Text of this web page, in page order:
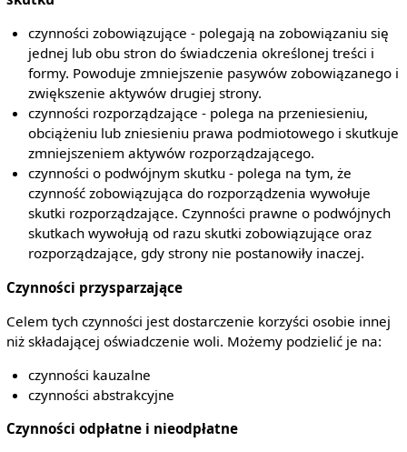
czynności zobowiązujące - polegają na zobowiązaniu się
jednej lub obu stron do świadczenia określonej treści i
formy. Powoduje zmniejszenie pasywów zobowiązanego i
zwiększenie aktywów drugiej strony.
czynności rozporządzające - polega na przeniesieniu,
obciążeniu lub zniesieniu prawa podmiotowego i skutkuje
zmniejszeniem aktywów rozporządzającego.
czynności o podwójnym skutku - polega na tym, że
czynność zobowiązująca do rozporządzenia wywołuje
skutki rozporządzające. Czynności prawne o podwójnych
skutkach wywołują od razu skutki zobowiązujące oraz
rozporządzające, gdy strony nie postanowiły inaczej.
Czynności przysparzające
Celem tych czynności jest dostarczenie korzyści osobie innej
niż składającej oświadczenie woli. Możemy podzielić je na:
czynności kauzalne
czynności abstrakcyjne
Czynności odpłatne i nieodpłatne